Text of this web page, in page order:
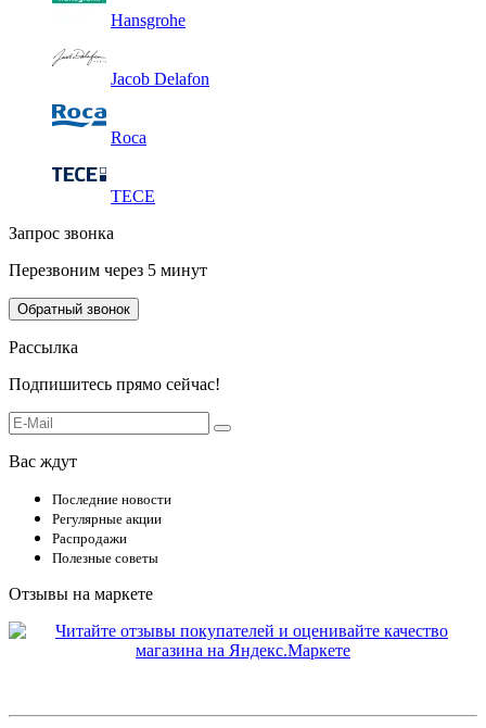
Hansgrohe
Jacob Delafon
Roca
TECE
Запрос звонка
Перезвоним через 5 минут
Обратный звонок
Рассылка
Подпишитесь прямо сейчас!
Вас ждут
Последние новости
Регулярные акции
Распродажи
Полезные советы
Отзывы на маркете